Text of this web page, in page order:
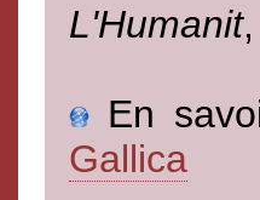
L'Humanit
En
Gallica